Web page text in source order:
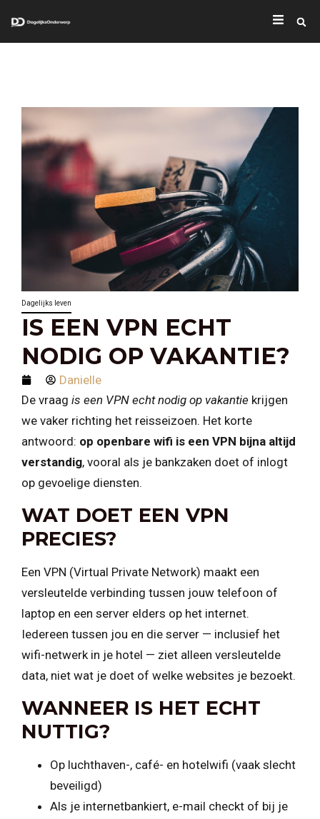
Dagelijks leven
IS EEN VPN ECHT
NODIG OP VAKANTIE?
Danielle
De vraag is een VPN echt nodig op vakantie krijgen
we vaker richting het reisseizoen. Het korte
antwoord: op openbare wifi is een VPN bijna altijd
verstandig, vooral als je bankzaken doet of inlogt
op gevoelige diensten.
WAT DOET EEN VPN
PRECIES?
Een VPN (Virtual Private Network) maakt een
versleutelde verbinding tussen jouw telefoon of
laptop en een server elders op het internet.
Iedereen tussen jou en die server — inclusief het
wifi-netwerk in je hotel — ziet alleen versleutelde
data, niet wat je doet of welke websites je bezoekt.
WANNEER IS HET ECHT
NUTTIG?
Op luchthaven-, café- en hotelwifi (vaak slecht
beveiligd)
Als je internetbankiert, e-mail checkt of bij je